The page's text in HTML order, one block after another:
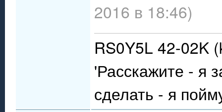
2016 в 18:46)
RS0Y5L 42-02K
'Расскажите - я
сделать - я